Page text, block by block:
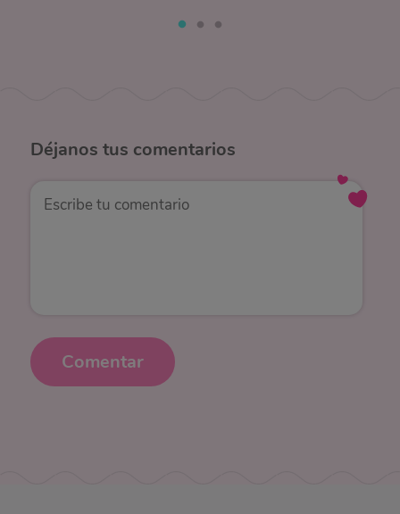
Déjanos tus comentarios
Comentar